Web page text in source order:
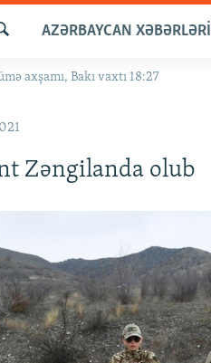
AZƏRBAYCAN XƏBƏRLƏRI
axşamı, Bakı vaxtı 18:27
Zəngilanda olub